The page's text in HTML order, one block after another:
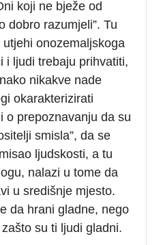
koji ne bježe od
dobro razumjeli”. Tu
onozemaljskoga
i ljudi trebaju prihvatiti,
nikakve nade
okarakterizirati
o prepoznavanju da su
smisla”, da se
ljudskosti, a tu
nalazi u tome da
u središnje mjesto.
da hrani gladne, nego
su ti ljudi gladni.